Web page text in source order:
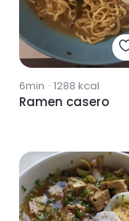
6min · 1288 kcal
Ramen casero